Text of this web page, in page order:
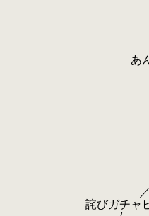
は戦隊も
￣
ヽ
ヾ.
チャピン